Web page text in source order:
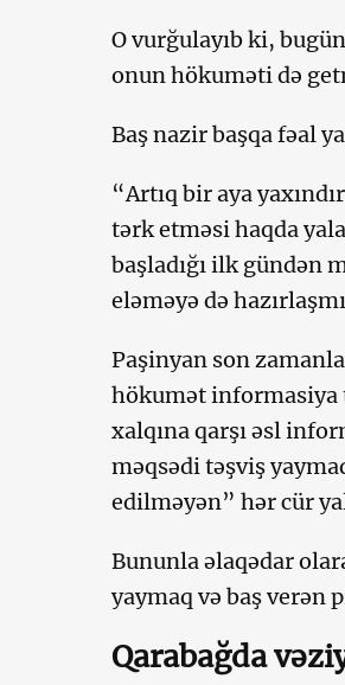
O vurğulayıb ki,
onun hökuməti də
Baş nazir başqa fəal
“Artıq bir aya
tərk etməsi haqda
başladığı ilk gündən
eləməyə də
Paşinyan son
hökumət informasiya
xalqına qarşı əsl
məqsədi təşviş
edilməyən” hər cür
Bununla əlaqədar
yaymaq və baş verən
Qarabağda